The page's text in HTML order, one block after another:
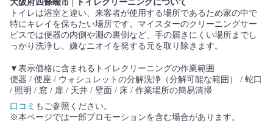
大阪府四條畷市 | トイレクリーニングについて
トイレは浴室と違い、来客者が使用する場所であるため家の中で
特にキレイを保ちたい場所です。マイスターのクリーニングサー
ビスでは便器の内側や淵の裏側など、手の届きにくい場所までし
っかり洗浄し、嫌なニオイを発する元を取り除きます。
▼表示価格に含まれるトイレクリーニングの作業範囲
便器 / 便座 / ウォシュレットの分解洗浄（分解可能な範囲） / 蛇口
/ 照明 / 窓 / 扉 / 天井 / 壁面 / 床 / 作業場所の簡易清掃
口コミ もご参照ください。
※本ページでは一部プロモーションを含む場合があります。